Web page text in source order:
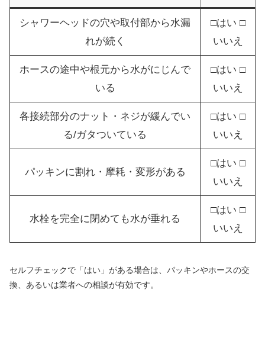
シャワーヘッドの穴や取付部から水漏
れが続く
□はい □
いいえ
ホースの途中や根元から水がにじんで
いる
□はい □
いいえ
各接続部分のナット・ネジが緩んでい
る/ガタついている
□はい □
いいえ
パッキンに割れ・摩耗・変形がある
□はい □
いいえ
水栓を完全に閉めても水が垂れる
□はい □
いいえ
セルフチェックで「はい」がある場合は、パッキンやホースの交
換、あるいは業者への相談が有効です。